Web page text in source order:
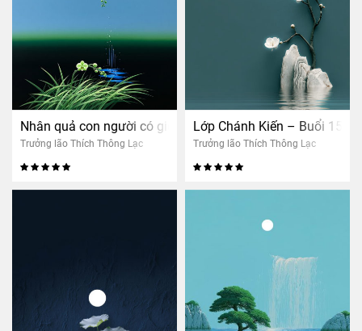
Nhân quả con người có giống cây bắp không?
Trưởng lão Thích Thông Lạc
Lớp Chánh Kiến – Buổi 15:
Trưởng lão Thích Thông Lạc